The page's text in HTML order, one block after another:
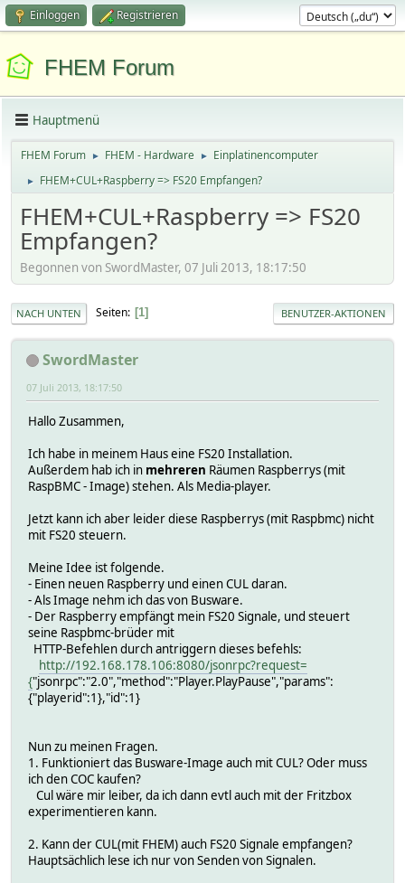
Einloggen Registrieren
FHEM Forum
Hauptmenü
FHEM Forum ► FHEM - Hardware ► Einplatinencomputer
► FHEM+CUL+Raspberry => FS20 Empfangen?
FHEM+CUL+Raspberry => FS20
Empfangen?
Begonnen von SwordMaster, 07 Juli 2013, 18:17:50
NACH UNTEN Seiten 1 BENUTZER-AKTIONEN
SwordMaster
07 Juli 2013, 18:17:50
Hallo Zusammen,
Ich habe in meinem Haus eine FS20 Installation.
Außerdem hab ich in mehreren Räumen Raspberrys (mit
RaspBMC - Image) stehen. Als Media-player.
Jetzt kann ich aber leider diese Raspberrys (mit Raspbmc) nicht
mit FS20 steuern.
Meine Idee ist folgende.
- Einen neuen Raspberry und einen CUL daran.
- Als Image nehm ich das von Busware.
- Der Raspberry empfängt mein FS20 Signale, und steuert
seine Raspbmc-brüder mit
HTTP-Befehlen durch antriggern dieses befehls:
http://192.168.178.106:8080/jsonrpc?request=
{"jsonrpc":"2.0","method":"Player.PlayPause","params":
{"playerid":1},"id":1}
Nun zu meinen Fragen.
1. Funktioniert das Busware-Image auch mit CUL? Oder muss
ich den COC kaufen?
Cul wäre mir leiber, da ich dann evtl auch mit der Fritzbox
experimentieren kann.
2. Kann der CUL(mit FHEM) auch FS20 Signale empfangen?
Hauptsächlich lese ich nur von Senden von Signalen.